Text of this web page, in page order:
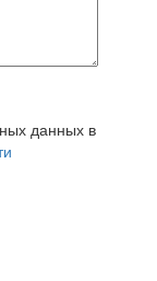
данных в